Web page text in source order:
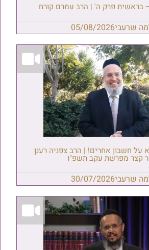
בראשית פרק ה' | הרב עמרם קורח
שרעבי05/08/2026
חשבון אחרים! | הרב צפניה רענן
קצר מפרשת עקב תשפ"ו
שרעבי30/07/2026